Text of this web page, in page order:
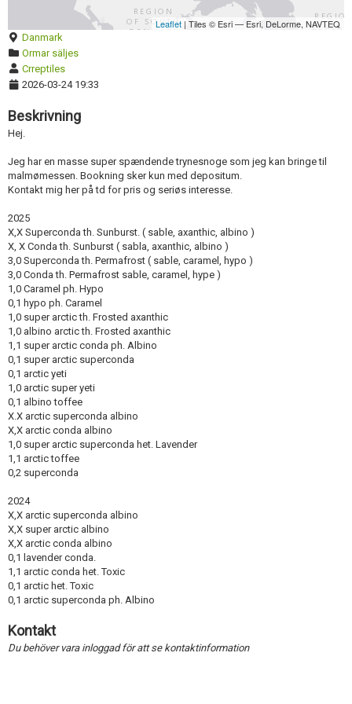
Leaflet | Tiles © Esri — Esri, DeLorme, NAVTEQ
Danmark
Ormar säljes
Crreptiles
2026-03-24 19:33
Beskrivning
Hej.
Jeg har en masse super spændende trynesnoge som jeg kan bringe til
malmømessen. Bookning sker kun med depositum.
Kontakt mig her på td for pris og seriøs interesse.
2025
X,X Superconda th. Sunburst. ( sable, axanthic, albino )
X, X Conda th. Sunburst ( sabla, axanthic, albino )
3,0 Superconda th. Permafrost ( sable, caramel, hypo )
3,0 Conda th. Permafrost sable, caramel, hype )
1,0 Caramel ph. Hypo
0,1 hypo ph. Caramel
1,0 super arctic th. Frosted axanthic
1,0 albino arctic th. Frosted axanthic
1,1 super arctic conda ph. Albino
0,1 super arctic superconda
0,1 arctic yeti
1,0 arctic super yeti
0,1 albino toffee
X.X arctic superconda albino
X,X arctic conda albino
1,0 super arctic superconda het. Lavender
1,1 arctic toffee
0,2 superconda
2024
X,X arctic superconda albino
X,X super arctic albino
X,X arctic conda albino
0,1 lavender conda.
1,1 arctic conda het. Toxic
0,1 arctic het. Toxic
0,1 arctic superconda ph. Albino
Kontakt
Du behöver vara inloggad för att se kontaktinformation
Radera annons